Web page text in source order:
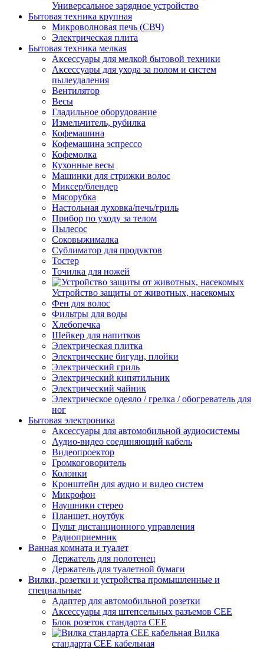
Универсальное зарядное устройство
Бытовая техника крупная
Микроволновая печь (СВЧ)
Электрическая плита
Бытовая техника мелкая
Аксессуары для мелкой бытовой техники
Аксессуары для ухода за полом и систем
пылеудаления
Вентилятор
Весы
Гладильное оборудование
Измельчитель, рубилка
Кофемашина
Кофемашина эспрессо
Кофемолка
Кухонные весы
Машинки для стрижки волос
Миксер/блендер
Мясорубка
Настольная духовка/печь/гриль
Прибор по уходу за телом
Пылесос
Соковыжималка
Сублиматор для продуктов
Тостер
Точилка для ножей
Устройство защиты от животных, насекомых
Фен для волос
Фильтры для воды
Хлебопечка
Шейкер для напитков
Электрическая плитка
Электрические бигуди, плойки
Электрический гриль
Электрический кипятильник
Электрический чайник
Электрическое одеяло / грелка / обогреватель для
ног
Бытовая электроника
Аксессуары для автомобильной аудиосистемы
Аудио-видео соединяющий кабель
Видеопроектор
Громкоговоритель
Колонки
Кронштейн для аудио и видео систем
Микрофон
Наушники стерео
Планшет, ноутбук
Пульт дистанционного управления
Радиоприемник
Ванная комната и туалет
Держатель для полотенец
Держатель для туалетной бумаги
Вилки, розетки и устройства промышленные и
специальные
Адаптер для автомобильной розетки
Аксессуары для штепсельных разъемов CEE
Блок розеток стандарта CEE
Вилка
стандарта CEE кабельная